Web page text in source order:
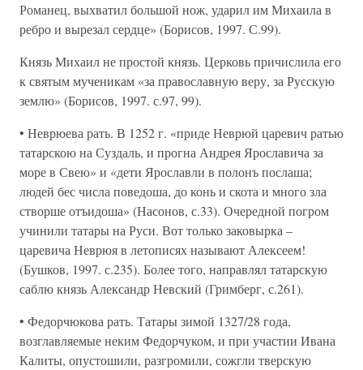
Романец, выхватил большой нож, ударил им Михаила в
ребро и вырезал сердце» (Борисов, 1997. С.99).
Князь Михаил не простой князь. Церковь причислила его
к святым мученикам «за православную веру, за Русскую
землю» (Борисов, 1997. с.97, 99).
• Неврюева рать. В 1252 г. «приде Неврюй царевич ратью
татарскою на Суздаль, и прогна Андрея Ярославича за
море в Свею» и «дети Ярославли в полонъ послаша;
людей бес числа поведоша, до конь и скота и много зла
створше отъидоша» (Насонов, с.33). Очередной погром
учинили татары на Руси. Вот только заковырка –
царевича Неврюя в летописях называют Алексеем!
(Бушков, 1997. с.235). Более того, направлял татарскую
саблю князь Александр Невский (Гримберг, с.261).
• Федорчюкова рать. Татары зимой 1327/28 года,
возглавляемые неким Федорчуком, и при участии Ивана
Калиты, опустошили, разгромили, сожгли тверскую